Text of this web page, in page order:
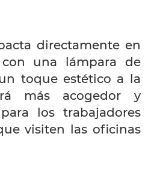
directamente en
una lámpara de
toque estético a la
más acogedor y
los trabajadores
visiten las oficinas